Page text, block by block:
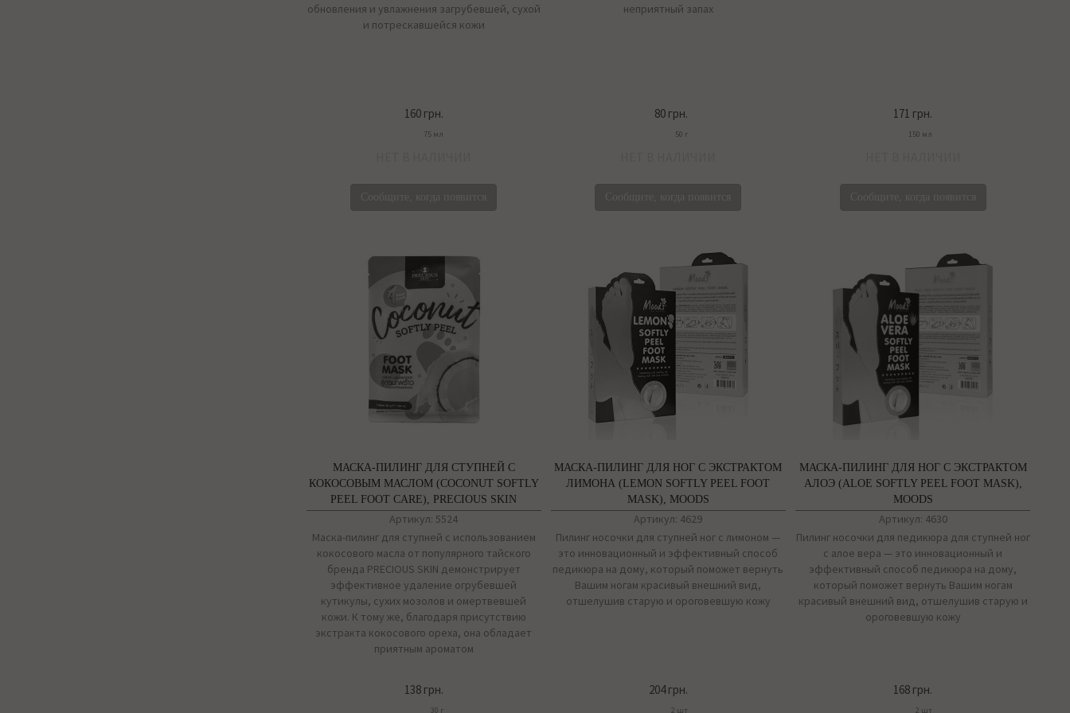
обновления и увлажнения загрубевшей, сухой
и потрескавшейся кожи
160 грн.
75 мл
неприятный запах
80 грн.
50 г
171 грн.
150 мл
МАСКА-ПИЛИНГ ДЛЯ СТУПНЕЙ С
КОКОСОВЫМ МАСЛОМ (COCONUT SOFTLY
PEEL FOOT CARE), PRECIOUS SKIN
Артикул: 5524
Маска-пилинг для ступней с использованием
кокосового масла от популярного тайского
бренда PRECIOUS SKIN демонстрирует
эффективное удаление огрубевшей
кутикулы, сухих мозолов и омертвевшей
кожи. К тому же, благодаря присутствию
экстракта кокосового ореха, она обладает
приятным ароматом
138 грн.
30 г
МАСКА-ПИЛИНГ ДЛЯ НОГ С ЭКСТРАКТОМ
ЛИМОНА (LEMON SOFTLY PEEL FOOT
MASK), MOODS
Артикул: 4629
Пилинг носочки для ступней ног с лимоном —
это инновационный и эффективный способ
педикюра на дому, который поможет вернуть
Вашим ногам красивый внешний вид,
отшелушив старую и ороговевшую кожу
204 грн.
2 шт
МАСКА-ПИЛИНГ ДЛЯ НОГ С ЭКСТРАКТОМ
АЛОЭ (ALOE SOFTLY PEEL FOOT MASK),
MOODS
Артикул: 4630
Пилинг носочки для педикюра для ступней ног
с алое вера — это инновационный и
эффективный способ педикюра на дому,
который поможет вернуть Вашим ногам
красивый внешний вид, отшелушив старую и
ороговевшую кожу
168 грн.
2 шт